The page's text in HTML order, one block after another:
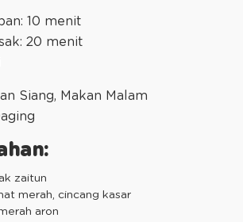
10 menit
20 menit
Siang, Makan Malam
zaitun
merah, cincang kasar
aron